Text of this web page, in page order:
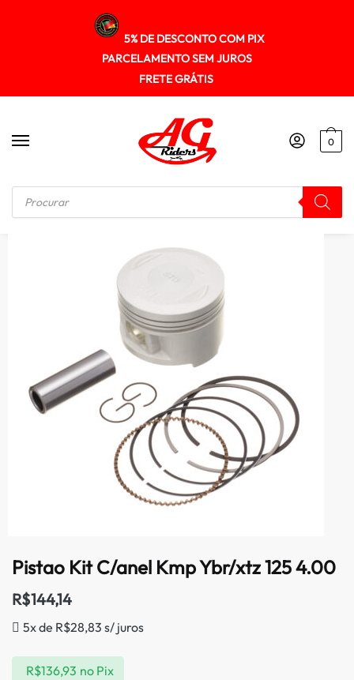
5% DE DESCONTO COM PIX
PARCELAMENTO SEM JUROS
FRETE GRÁTIS
0
Início / MOTOR
Pistao Kit C/anel Kmp Ybr/xtz 125 4.00
R$144,14
5x de R$28,83 s/ juros
R$136,93 no Pix